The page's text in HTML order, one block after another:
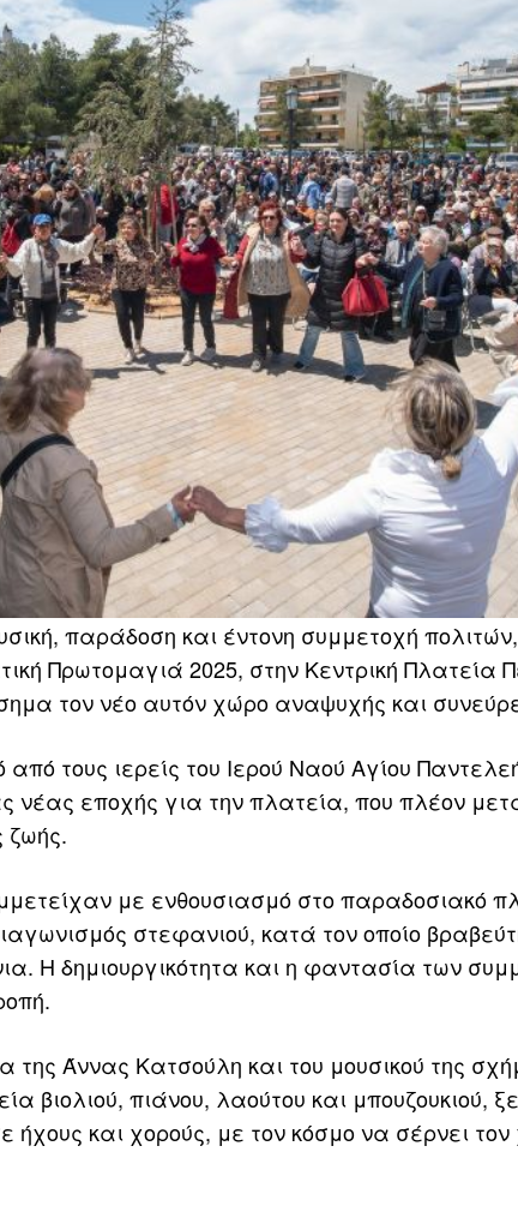
παράδοση και έντονη συμμετοχή
Πρωτομαγιά 2025, στην Κεντρική Πλατεία
τον νέο αυτόν χώρο αναψυχής και
τους ιερείς του Ιερού Ναού Αγίου
νέας εποχής για την πλατεία, που πλέον
ζωής.
με ενθουσιασμό στο παραδοσιακό
στεφανιού, κατά τον οποίο
Η δημιουργικότητα και η φαντασία των
της Άννας Κατσούλη και του μουσικού της
βιολιού, πιάνου, λαούτου και μπουζουκιού,
και χορούς, με τον κόσμο να σέρνει τον